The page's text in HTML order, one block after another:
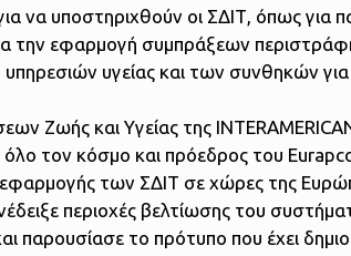
να υποστηριχθούν οι ΣΔΙΤ, όπως για
την εφαρμογή συμπράξεων
υγείας και των συνθηκών
Ζωής και Υγείας της
όλο τον κόσμο και πρόεδρος του
εφαρμογής των ΣΔΙΤ σε χώρες της
περιοχές βελτίωσης του
παρουσίασε το πρότυπο που έχει